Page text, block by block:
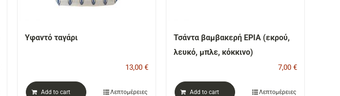
Υφαντό ταγάρι
13,00 €
Add to cart Λεπτομέρειες
Τσάντα βαμβακερή ΕΡΙΑ (εκρού,
λευκό, μπλε, κόκκινο)
7,00 €
Add to cart Λεπτομέρειες